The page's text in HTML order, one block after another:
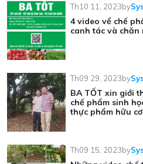
Th10 11, 2023by
4 video vể chế
canh tác và chăn
Th09 29, 2023by
BA TỐT xin giới
chế phẩm sinh
thực phẩm hữu cơ
Th09 15, 2023by